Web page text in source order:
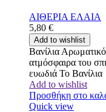
ΑΙΘΕΡΙΑ ΕΛΑΙΑ
5,80 €
Add to wishlist
Βανίλια
ατμόσφαιρα του
ευωδιά Το Βανίλια
Add to wishlist
Προσθήκη στο
Quick view